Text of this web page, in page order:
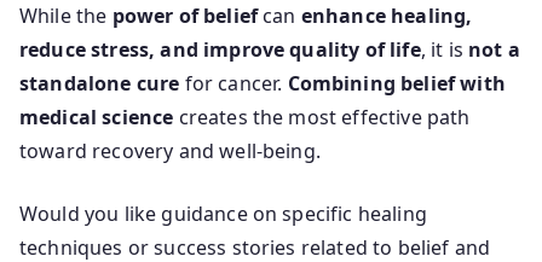
While the power of beliefcan enhance healing,
reduce stress, and improve quality of life, it is not a
standalone cure for cancer. Combining belief with
medical science creates the most effective path
toward recovery and well-being.
Would you like guidance on specific healing
techniques or success stories related to belief and